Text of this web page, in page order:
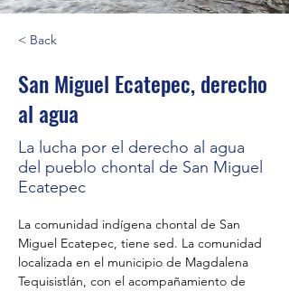
< Back
San Miguel Ecatepec, derecho
al agua
La lucha por el derecho al agua
del pueblo chontal de San Miguel
Ecatepec
La comunidad indígena chontal de San
Miguel Ecatepec, tiene sed. La comunidad
localizada en el municipio de Magdalena
Tequisistlán, con el acompañamiento de